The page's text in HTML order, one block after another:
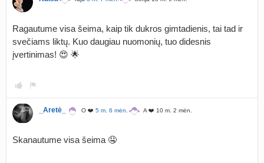
Ragautume visa šeima, kaip tik dukros gimtadienis, tai tad ir
svečiams liktų. Kuo daugiau nuomonių, tuo didesnis
įvertinimas! 😍 🌟
_Aretė_ O ❤️ 5 m. 6 mėn. A ❤️ 10 m. 2 mėn.
Skanautume visa šeima 🤤